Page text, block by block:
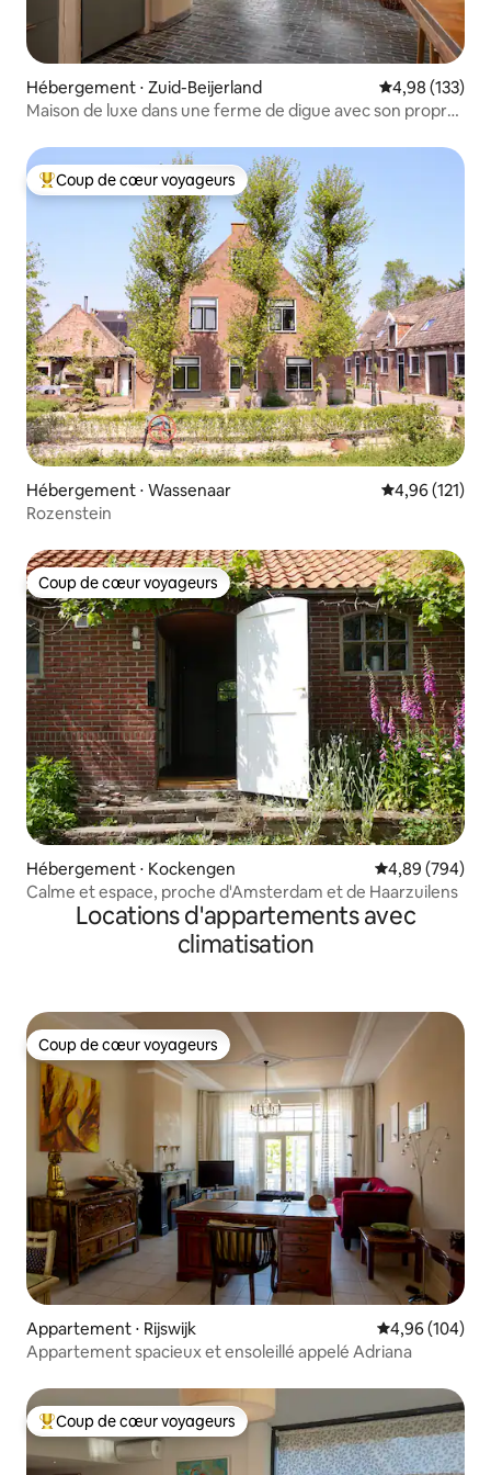
Hébergement ⋅ Zuid-Beijerland Évaluation
4,98 (133)
Maison de luxe dans une ferme de digue avec son propre
Coups de cœur voyageurs les plus appréciés
Coup de cœur voyageurs
Hébergement ⋅ Wassenaar Évaluation
4,96 (121)
Rozenstein
Coup de cœur voyageurs
Coup de cœur voyageurs
Hébergement ⋅ Kockengen Évaluation
4,89 (794)
Calme et espace, proche d'Amsterdam et de Haarzuilens
Locations d'appartements avec
climatisation
Coup de cœur voyageurs
Coup de cœur voyageurs
Appartement ⋅ Rijswijk Évaluation
4,96 (104)
Appartement spacieux et ensoleillé appelé Adriana
Coups de cœur voyageurs les plus appréciés
Coup de cœur voyageurs